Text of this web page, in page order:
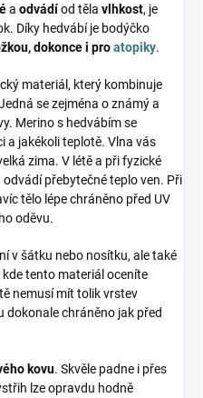
a odvádíod těla vlhkost, je
Díky hedvábí je bodýčko
dokonce i proatopiky.
materiál, který kombinuje
se zejména o známý a
Merino s hedvábím se
a jakékoli teplotě. Vlna vás
zima. V létě a při fyzické
přebytečné teplo ven. Při
tělo lépe chráněno před UV
oděvu.
v šátku nebo nosítku, ale také
tento materiál oceníte
nemusí mít tolik vrstev
dokonale chráněno jak před
kovu. Skvěle padne i přes
lze opravdu hodně